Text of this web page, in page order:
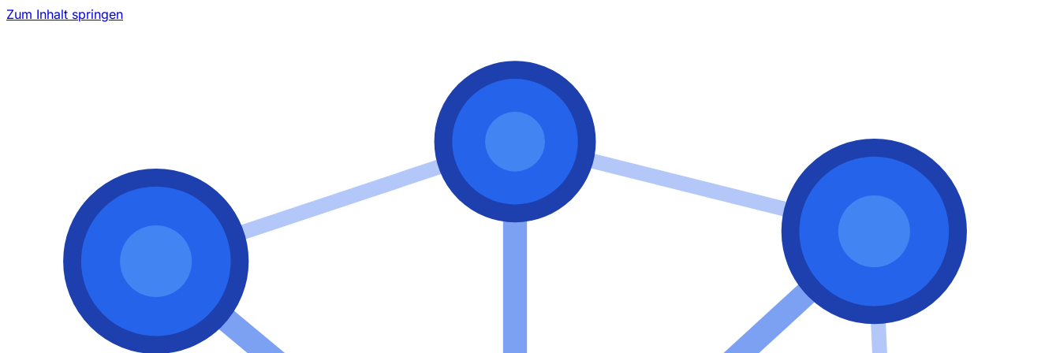
Zum Inhalt springen